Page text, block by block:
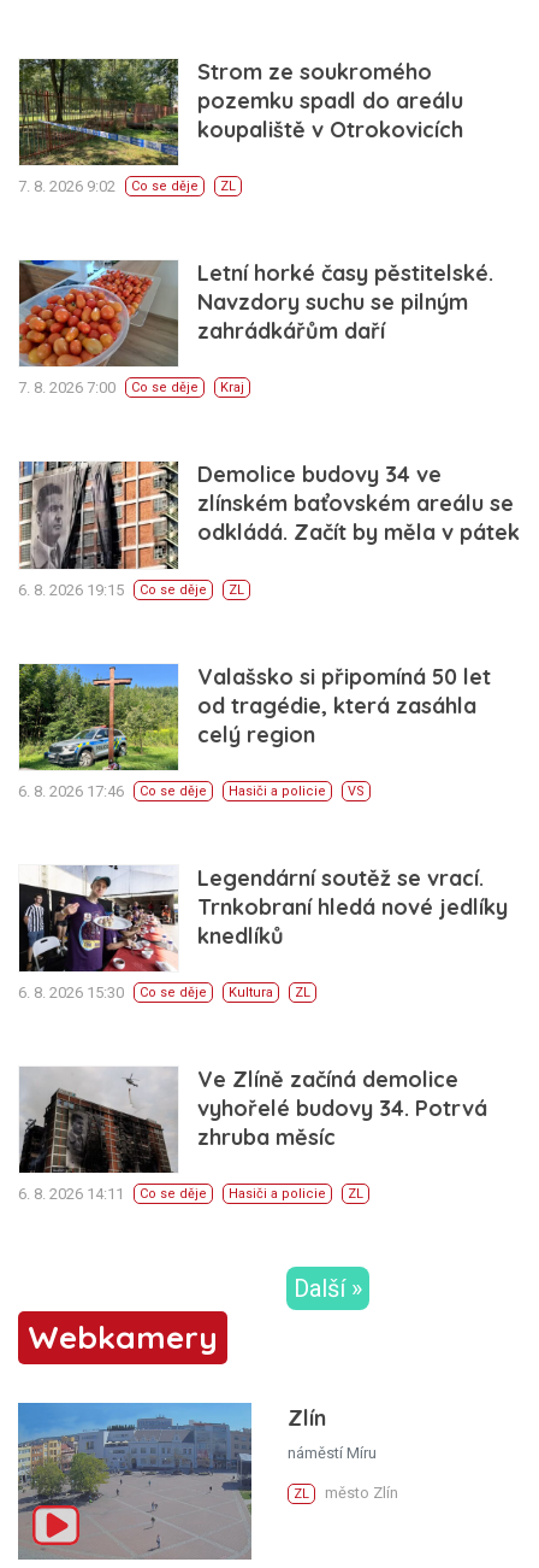
Strom ze soukromého
pozemku spadl do areálu
koupaliště v Otrokovicích
7. 8. 2026 9:02 Co se děje ZL
Letní horké časy pěstitelské.
Navzdory suchu se pilným
zahrádkářům daří
7. 8. 2026 7:00 Co se děje Kraj
Demolice budovy 34 ve
zlínském baťovském areálu se
odkládá. Začít by měla v pátek
6. 8. 2026 19:15 Co se děje ZL
Valašsko si připomíná 50 let
od tragédie, která zasáhla
celý region
6. 8. 2026 17:46 Co se děje Hasiči a policie VS
Legendární soutěž se vrací.
Trnkobraní hledá nové jedlíky
knedlíků
6. 8. 2026 15:30 Co se děje Kultura ZL
Ve Zlíně začíná demolice
vyhořelé budovy 34. Potrvá
zhruba měsíc
6. 8. 2026 14:11 Co se děje Hasiči a policie ZL
Další »
Webkamery
Zlín
náměstí Míru
ZL město Zlín